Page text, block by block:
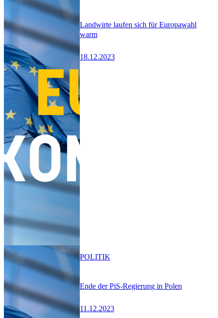
Landwirte laufen sich für Europawahl
warm
18.12.2023
Ende der PiS-Regierung in Polen
11.12.2023
POLITIK